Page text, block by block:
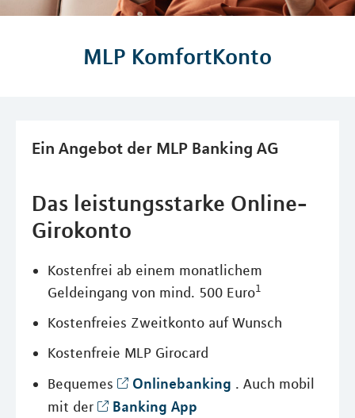
MLP KomfortKonto
Ein Angebot der MLP Banking AG
Das leistungsstarke Online-
Girokonto
Kostenfrei ab einem monatlichem
Geldeingang von mind. 500 Euro1
Kostenfreies Zweitkonto auf Wunsch
Kostenfreie MLP Girocard
Bequemes
Onlinebanking . Auch mobil
mit der
Banking App